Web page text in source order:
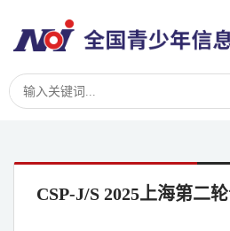
CSP-J/S 2025上海第二